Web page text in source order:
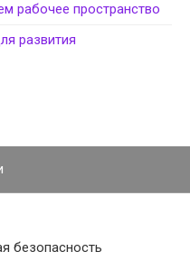
рабочее пространство
развития
безопасность